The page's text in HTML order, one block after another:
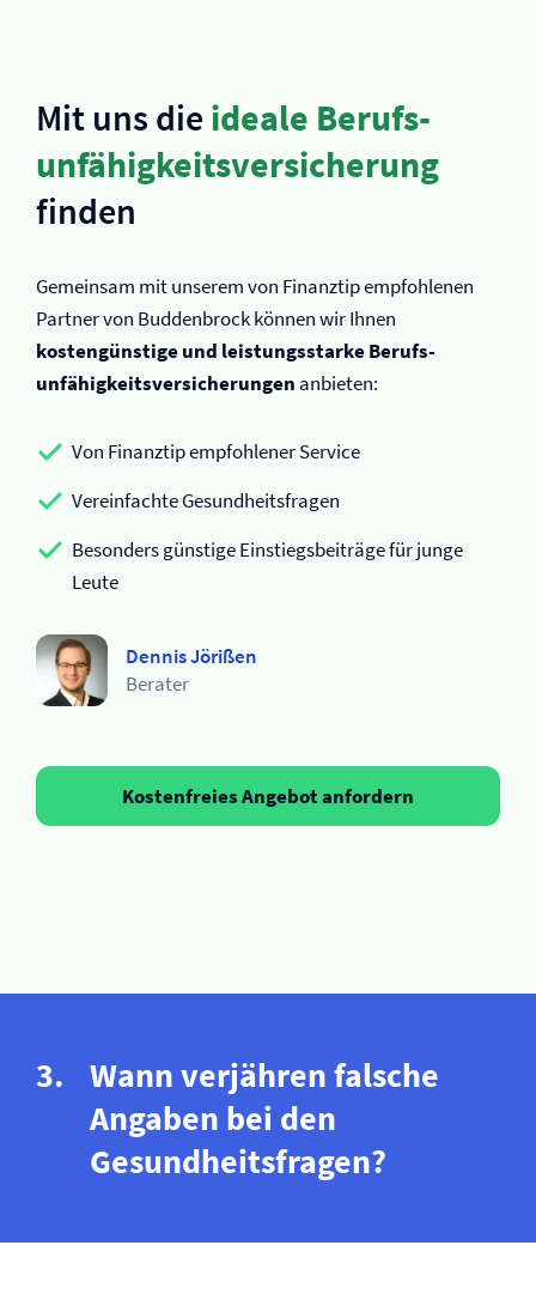
Mit uns die ideale Berufs­
unfähigkeits­versicherung
finden
Gemeinsam mit unserem von Finanztip empfohlenen
Partner von Buddenbrock können wir Ihnen
kostengünstige und leistungsstarke Berufs­
unfähigkeits­versicherungen anbieten:
Von Finanztip empfohlener Service
Vereinfachte Gesundheitsfragen
Besonders günstige Einstiegsbeiträge für junge
Leute
Dennis Jörißen
Berater
Kostenfreies Angebot anfordern
Wann verjähren falsche
Angaben bei den
Gesundheitsfragen?